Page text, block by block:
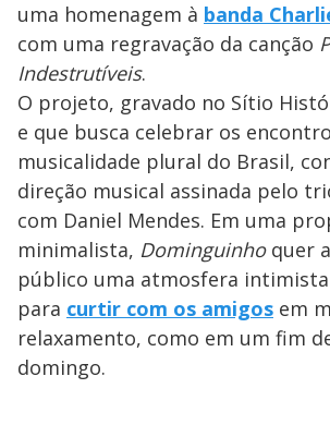
uma homenagem à banda
com uma regravação da canção
Indestrutíveis.
O projeto, gravado no Sítio
e que busca celebrar os
musicalidade plural do Brasil,
direção musical assinada pelo
com Daniel Mendes. Em uma
minimalista, Dominguinho quer
público uma atmosfera
para curtir com os amigos em
relaxamento, como em um fim
domingo.